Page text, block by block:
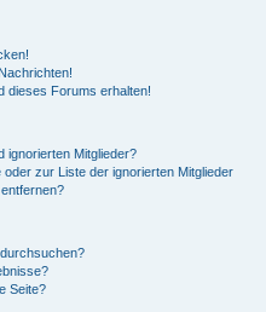
dieses Forums erhalten!
ignorierten Mitglieder?
zur Liste der ignorierten Mitglieder
Seite?